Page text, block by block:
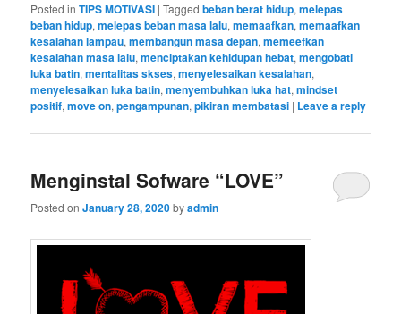
Posted in TIPS MOTIVASI |Tagged beban berat hidup,melepas
beban hidup,melepas beban masa lalu,memaafkan,memaafkan
kesalahan lampau,membangun masa depan,memeefkan
kesalahan masa lalu,menciptakan kehidupan hebat,mengobati
luka batin,mentalitas skses,menyelesaikan kesalahan,
menyelesaikan luka batin,menyembuhkan luka hat,mindset
positif,move on,pengampunan,pikiran membatasi | Leave a reply
Menginstal Sofware “LOVE”
Posted onJanuary 28, 2020byadmin